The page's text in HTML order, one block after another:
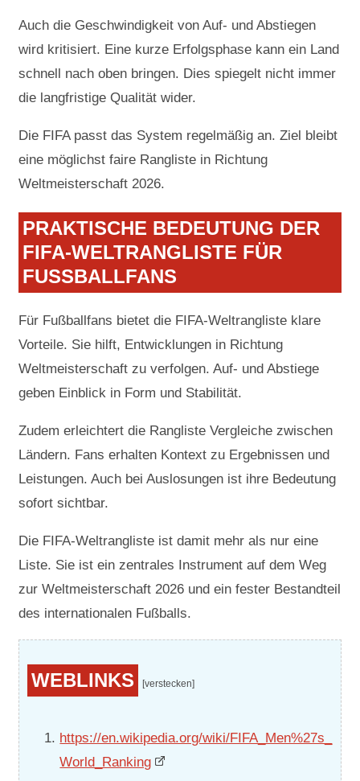
Auch die Geschwindigkeit von Auf- und Abstiegen
wird kritisiert. Eine kurze Erfolgsphase kann ein Land
schnell nach oben bringen. Dies spiegelt nicht immer
die langfristige Qualität wider.
Die FIFA passt das System regelmäßig an. Ziel bleibt
eine möglichst faire Rangliste in Richtung
Weltmeisterschaft 2026.
PRAKTISCHE BEDEUTUNG DER
FIFA-WELTRANGLISTE FÜR
FUSSBALLFANS
Für Fußballfans bietet die FIFA-Weltrangliste klare
Vorteile. Sie hilft, Entwicklungen in Richtung
Weltmeisterschaft zu verfolgen. Auf- und Abstiege
geben Einblick in Form und Stabilität.
Zudem erleichtert die Rangliste Vergleiche zwischen
Ländern. Fans erhalten Kontext zu Ergebnissen und
Leistungen. Auch bei Auslosungen ist ihre Bedeutung
sofort sichtbar.
Die FIFA-Weltrangliste ist damit mehr als nur eine
Liste. Sie ist ein zentrales Instrument auf dem Weg
zur Weltmeisterschaft 2026 und ein fester Bestandteil
des internationalen Fußballs.
WEBLINKS [verstecken]
https://en.wikipedia.org/wiki/FIFA_Men%27s_
World_Ranking